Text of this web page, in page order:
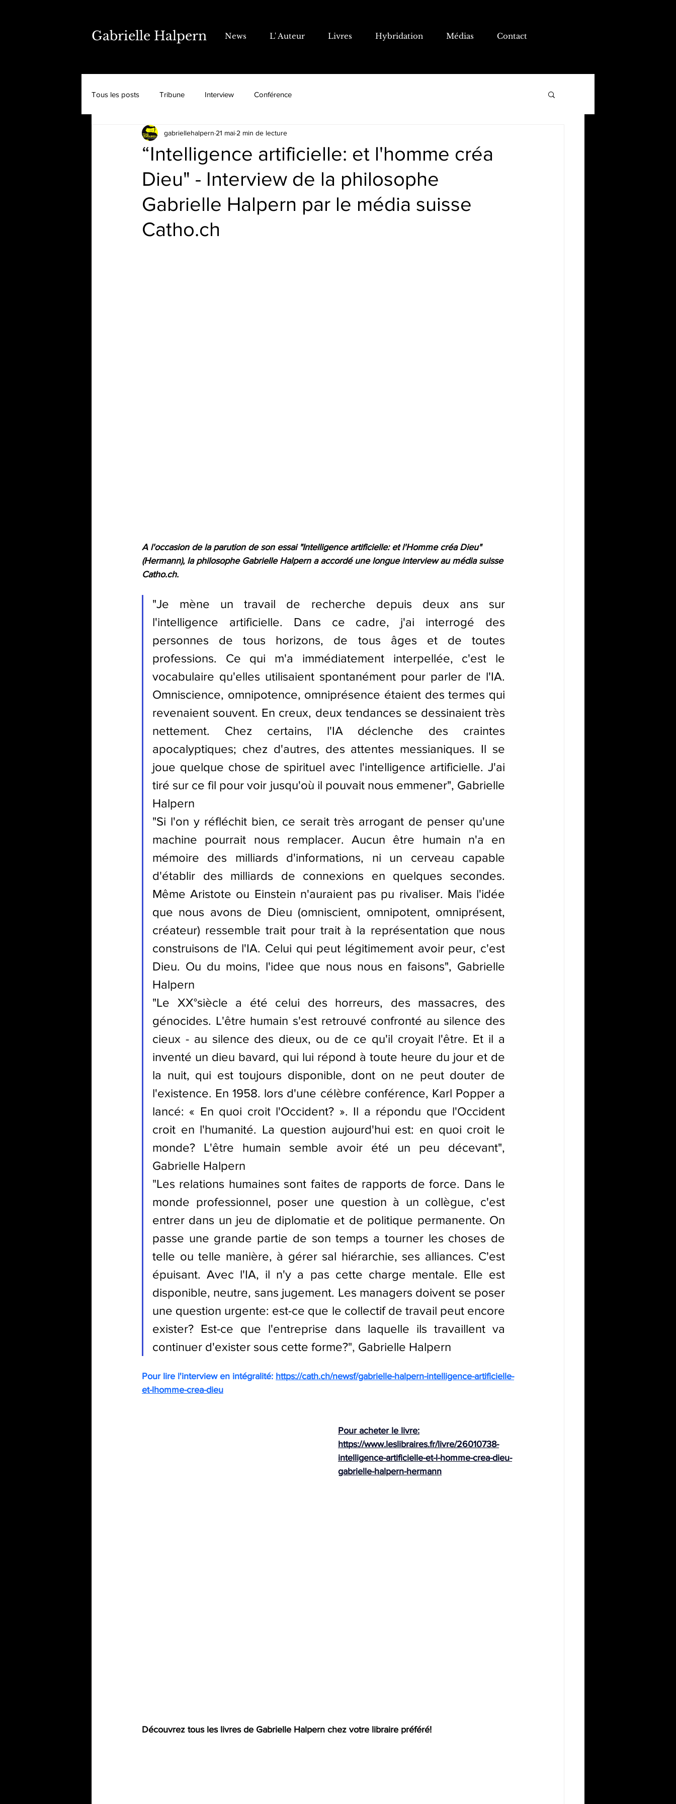
Gabrielle Halpern News L' Auteur Livres Hybridation Médias Contact
Tous les posts Tribune Interview Conférence
“Intelligence artificielle: et l'homme créa
Dieu" - Interview de la philosophe
Gabrielle Halpern par le média suisse
Catho.ch
gabriellehalpern 21 mai 2 min de lecture
A l'occasion de la parution de son essai "Intelligence artificielle: et l'Homme créa Dieu"
(Hermann), la philosophe Gabrielle Halpern a accordé une longue interview au média suisse
Catho.ch.
"Je mène un travail de recherche depuis deux ans sur
l'intelligence artificielle. Dans ce cadre, j'ai interrogé des
personnes de tous horizons, de tous âges et de toutes
professions. Ce qui m'a immédiatement interpellée, c'est le
vocabulaire qu'elles utilisaient spontanément pour parler de l'IA.
Omniscience, omnipotence, omniprésence étaient des termes qui
revenaient souvent. En creux, deux tendances se dessinaient très
nettement. Chez certains, l'IA déclenche des craintes
apocalyptiques; chez d'autres, des attentes messianiques. Il se
joue quelque chose de spirituel avec l'intelligence artificielle. J'ai
tiré sur ce fil pour voir jusqu'où il pouvait nous emmener", Gabrielle
Halpern
"Si l'on y réfléchit bien, ce serait très arrogant de penser qu'une
machine pourrait nous remplacer. Aucun être humain n'a en
mémoire des milliards d'informations, ni un cerveau capable
d'établir des milliards de connexions en quelques secondes.
Même Aristote ou Einstein n'auraient pas pu rivaliser. Mais l'idée
que nous avons de Dieu (omniscient, omnipotent, omniprésent,
créateur) ressemble trait pour trait à la représentation que nous
construisons de l'IA. Celui qui peut légitimement avoir peur, c'est
Dieu. Ou du moins, l'idee que nous nous en faisons", Gabrielle
Halpern
"Le XX°siècle a été celui des horreurs, des massacres, des
génocides. L'être humain s'est retrouvé confronté au silence des
cieux - au silence des dieux, ou de ce qu'il croyait l'être. Et il a
inventé un dieu bavard, qui lui répond à toute heure du jour et de
la nuit, qui est toujours disponible, dont on ne peut douter de
l'existence. En 1958. lors d'une célèbre conférence, Karl Popper a
lancé: « En quoi croit l'Occident? ». Il a répondu que l'Occident
croit en l'humanité. La question aujourd'hui est: en quoi croit le
monde? L'être humain semble avoir été un peu décevant",
Gabrielle Halpern
"Les relations humaines sont faites de rapports de force. Dans le
monde professionnel, poser une question à un collègue, c'est
entrer dans un jeu de diplomatie et de politique permanente. On
passe une grande partie de son temps a tourner les choses de
telle ou telle manière, à gérer sal hiérarchie, ses alliances. C'est
épuisant. Avec l'IA, il n'y a pas cette charge mentale. Elle est
disponible, neutre, sans jugement. Les managers doivent se poser
une question urgente: est-ce que le collectif de travail peut encore
exister? Est-ce que l'entreprise dans laquelle ils travaillent va
continuer d'exister sous cette forme?", Gabrielle Halpern
Pour lire l'interview en intégralité: https://cath.ch/newsf/gabrielle-halpern-intelligence-artificielle-
et-lhomme-crea-dieu
Pour acheter le livre:
https://www.leslibraires.fr/livre/26010738-
intelligence-artificielle-et-l-homme-crea-dieu-
gabrielle-halpern-hermann
Découvrez tous les livres de Gabrielle Halpern chez votre libraire préféré!